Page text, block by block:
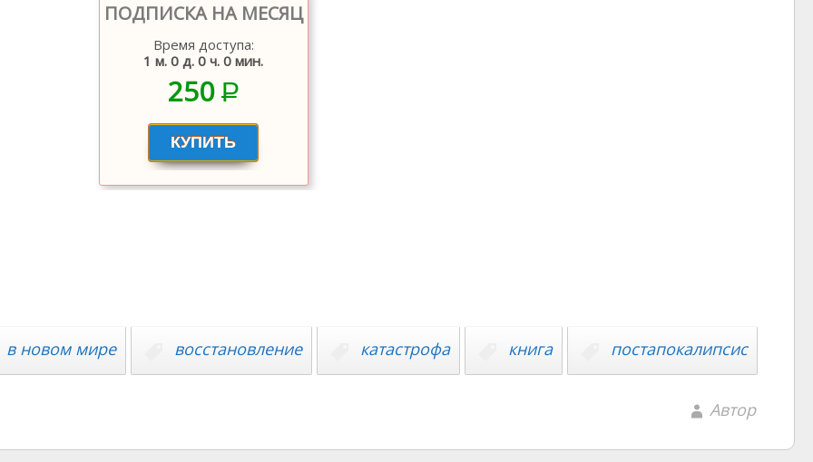
ПОДПИСКА НА МЕСЯЦ
Время доступа:
1 м. 0 д. 0 ч. 0 мин.
250 P
–
в новом мире восстановление катастрофа книга постапокалипсис
Автор